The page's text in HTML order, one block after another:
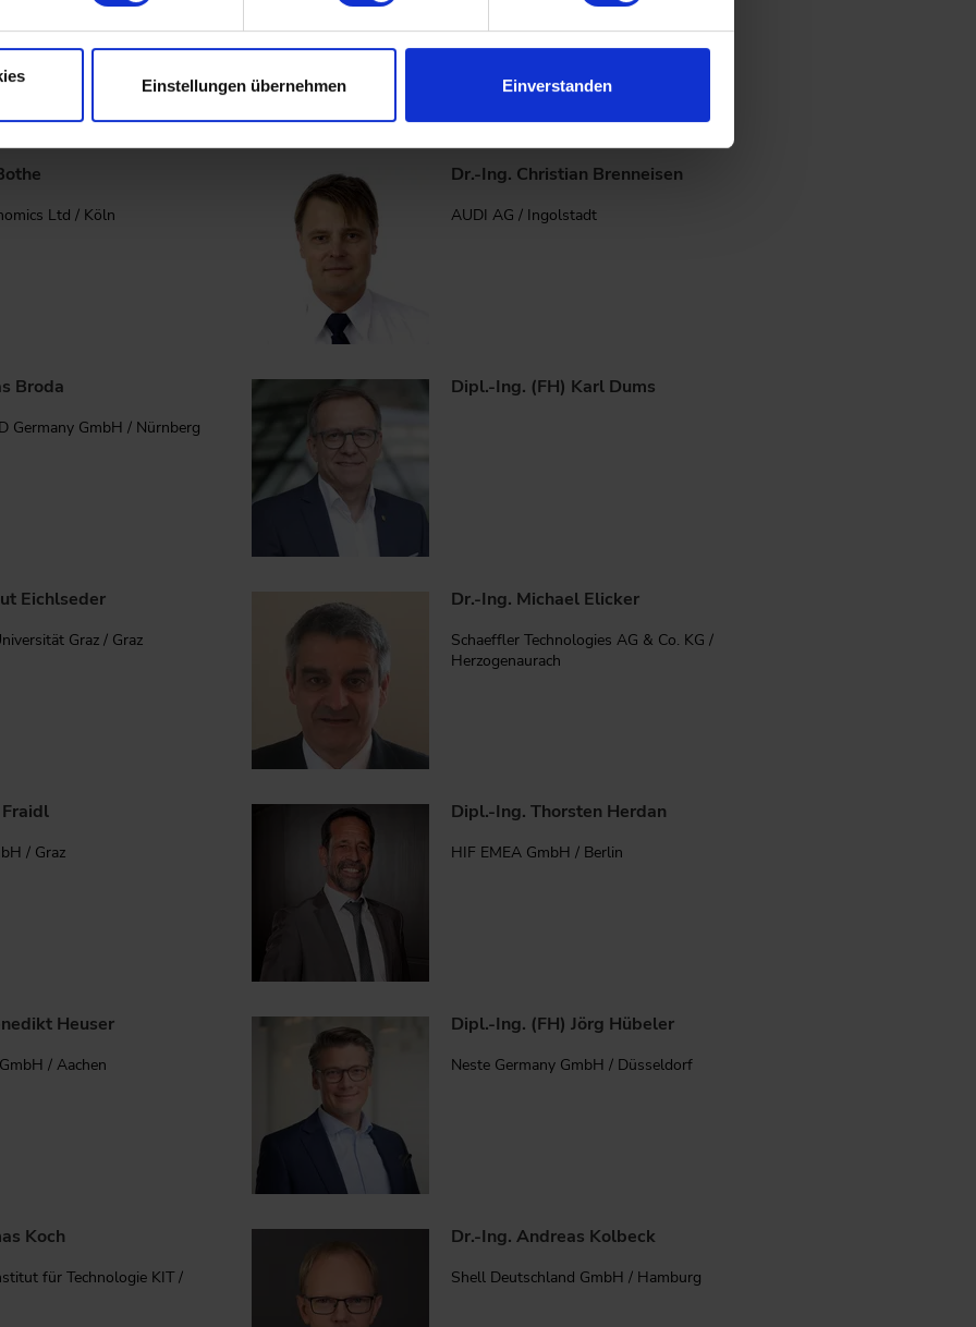
Einstellungen übernehmen Einverstanden
Ltd / Köln
Dr.-Ing. Christian Brenneisen
AUDI AG / Ingolstadt
Broda
Germany GmbH / Nürnberg
Dipl.-Ing. (FH) Karl Dums
Eichlseder
Graz / Graz
Dr.-Ing. Michael Elicker
Schaeffler Technologies AG & Co. KG /
Herzogenaurach
/ Graz
Dipl.-Ing. Thorsten Herdan
HIF EMEA GmbH / Berlin
Heuser
/ Aachen
Dipl.-Ing. (FH) Jörg Hübeler
Neste Germany GmbH / Düsseldorf
Koch
für Technologie KIT /
Dr.-Ing. Andreas Kolbeck
Shell Deutschland GmbH / Hamburg